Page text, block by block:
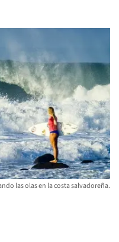
las olas en la costa salvadoreña.